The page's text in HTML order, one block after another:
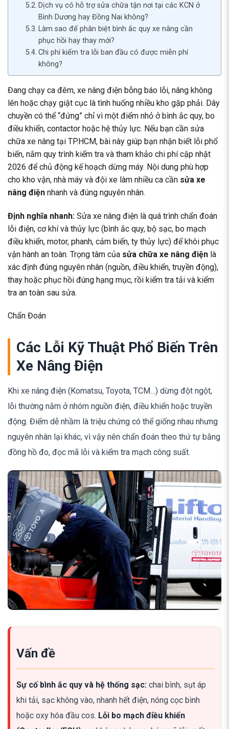
Dịch vụ có hỗ trợ sửa chữa tận nơi tại các KCN ở
Bình Dương hay Đồng Nai không?
Làm sao để phân biệt bình ắc quy xe nâng cần
phục hồi hay thay mới?
Chi phí kiểm tra lỗi ban đầu có được miễn phí
không?
Đang chạy ca đêm, xe nâng điện bỗng báo lỗi, nâng không
lên hoặc chạy giật cục là tình huống nhiều kho gặp phải. Dây
chuyền có thể “đứng” chỉ vì một điểm nhỏ ở bình ắc quy, bo
điều khiển, contactor hoặc hệ thủy lực. Nếu bạn cần sửa
chữa xe nâng tại TP.HCM, bài này giúp bạn nhận biết lỗi phổ
biến, nắm quy trình kiểm tra và tham khảo chi phí cập nhật
2026 để chủ động kế hoạch dừng máy. Nội dung phù hợp
cho kho vận, nhà máy và đội xe làm nhiều ca cần sửa xe
nâng điện nhanh và đúng nguyên nhân.
Định nghĩa nhanh: Sửa xe nâng điện là quá trình chẩn đoán
lỗi điện, cơ khí và thủy lực (bình ắc quy, bộ sạc, bo mạch
điều khiển, motor, phanh, cảm biến, ty thủy lực) để khôi phục
vận hành an toàn. Trọng tâm của sửa chữa xe nâng điện là
xác định đúng nguyên nhân (nguồn, điều khiển, truyền động),
thay hoặc phục hồi đúng hạng mục, rồi kiểm tra tải và kiểm
tra an toàn sau sửa.
Chẩn Đoán
Các Lỗi Kỹ Thuật Phổ Biến Trên
Xe Nâng Điện
Khi xe nâng điện (Komatsu, Toyota, TCM…) dừng đột ngột,
lỗi thường nằm ở nhóm nguồn điện, điều khiển hoặc truyền
động. Điểm dễ nhầm là triệu chứng có thể giống nhau nhưng
nguyên nhân lại khác, vì vậy nên chẩn đoán theo thứ tự bằng
đồng hồ đo, đọc mã lỗi và kiểm tra mạch công suất.
Vấn đề
Sự cố bình ắc quy và hệ thống sạc: chai bình, sụt áp
khi tải, sạc không vào, nhanh hết điện, nóng cọc bình
hoặc oxy hóa đầu cos. Lỗi bo mạch điều khiển